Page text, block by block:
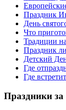
Праздник
День
Что
Традиции
Праздник
Детский
Где
Где
Праздники за